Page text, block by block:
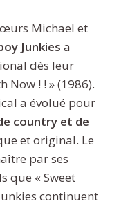
Michael et
Junkies a
dès leur
Now ! ! » (1986).
a évolué pour
country et de
et original. Le
par ses
que « Sweet
continuent